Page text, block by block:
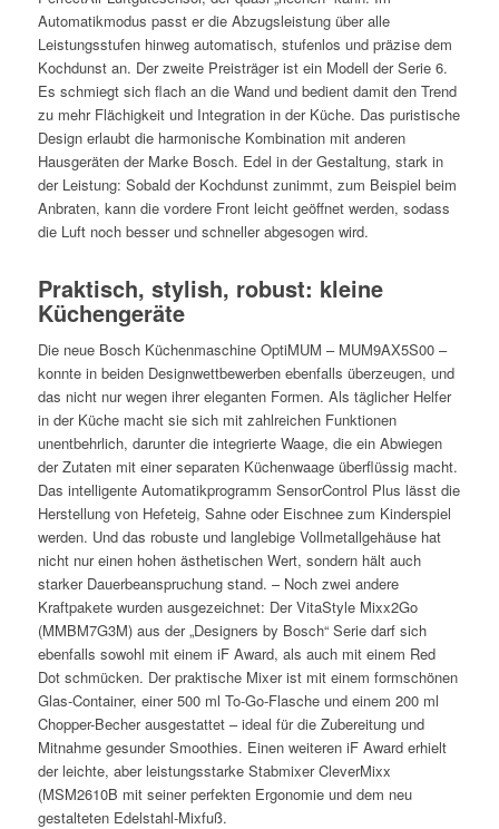
Automatikmodus passt er die Abzugsleistung über alle
Leistungsstufen hinweg automatisch, stufenlos und präzise dem
Kochdunst an. Der zweite Preisträger ist ein Modell der Serie 6.
Es schmiegt sich flach an die Wand und bedient damit den Trend
zu mehr Flächigkeit und Integration in der Küche. Das puristische
Design erlaubt die harmonische Kombination mit anderen
Hausgeräten der Marke Bosch. Edel in der Gestaltung, stark in
der Leistung: Sobald der Kochdunst zunimmt, zum Beispiel beim
Anbraten, kann die vordere Front leicht geöffnet werden, sodass
die Luft noch besser und schneller abgesogen wird.
Praktisch, stylish, robust: kleine
Küchengeräte
Die neue Bosch Küchenmaschine OptiMUM – MUM9AX5S00 –
konnte in beiden Designwettbewerben ebenfalls überzeugen, und
das nicht nur wegen ihrer eleganten Formen. Als täglicher Helfer
in der Küche macht sie sich mit zahlreichen Funktionen
unentbehrlich, darunter die integrierte Waage, die ein Abwiegen
der Zutaten mit einer separaten Küchenwaage überflüssig macht.
Das intelligente Automatikprogramm SensorControl Plus lässt die
Herstellung von Hefeteig, Sahne oder Eischnee zum Kinderspiel
werden. Und das robuste und langlebige Vollmetallgehäuse hat
nicht nur einen hohen ästhetischen Wert, sondern hält auch
starker Dauerbeanspruchung stand. – Noch zwei andere
Kraftpakete wurden ausgezeichnet: Der VitaStyle Mixx2Go
(MMBM7G3M) aus der „Designers by Bosch“ Serie darf sich
ebenfalls sowohl mit einem iF Award, als auch mit einem Red
Dot schmücken. Der praktische Mixer ist mit einem formschönen
Glas-Container, einer 500 ml To-Go-Flasche und einem 200 ml
Chopper-Becher ausgestattet – ideal für die Zubereitung und
Mitnahme gesunder Smoothies. Einen weiteren iF Award erhielt
der leichte, aber leistungsstarke Stabmixer CleverMixx
(MSM2610B mit seiner perfekten Ergonomie und dem neu
gestalteten Edelstahl-Mixfuß.